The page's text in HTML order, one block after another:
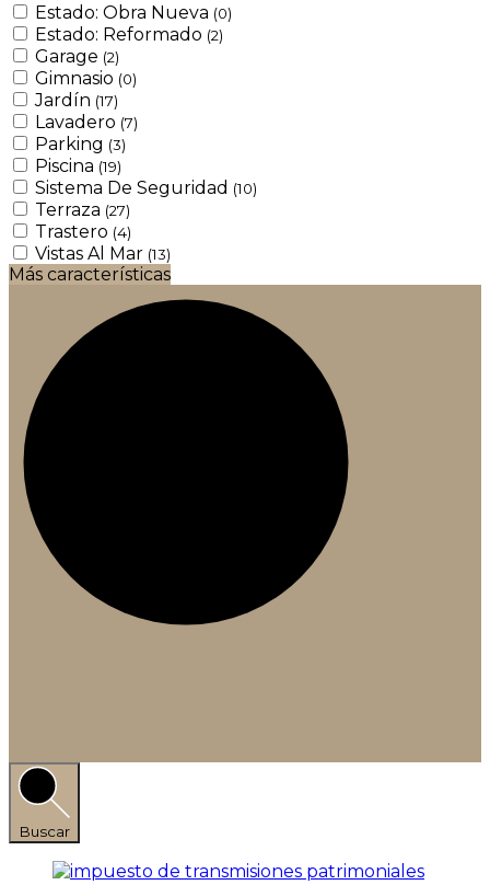
Estado: Obra Nueva (0)
Estado: Reformado (2)
Garage (2)
Gimnasio (0)
Jardín (17)
Lavadero (7)
Parking (3)
Piscina (19)
Sistema De Seguridad (10)
Terraza (27)
Trastero (4)
Vistas Al Mar (13)
Más características
Buscar